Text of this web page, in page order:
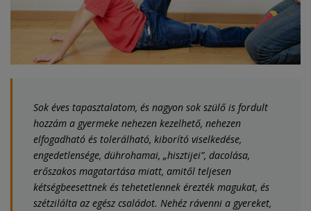
Sok éves tapasztalatom, és nagyon sok szülő is fordult
hozzám a gyermeke nehezen kezelhető, nehezen
elfogadható és tolerálható, kiborító viselkedése,
engedetlensége, dührohamai, „hisztijei”, dacolása,
erőszakos magatartása miatt, amitől teljesen
kétségbeesettnek és tehetetlennek érezték magukat, és
szétzilálta az egész családot. Nehéz rávenni a gyereket,